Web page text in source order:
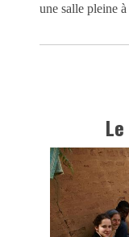
une salle pleine à